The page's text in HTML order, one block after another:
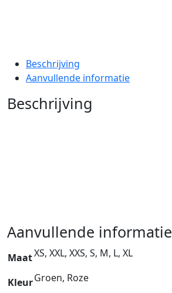
Beschrijving
Aanvullende informatie
Beschrijving
Aanvullende informatie
MaatXS, XXL, XXS, S, M, L, XL
KleurGroen, Roze